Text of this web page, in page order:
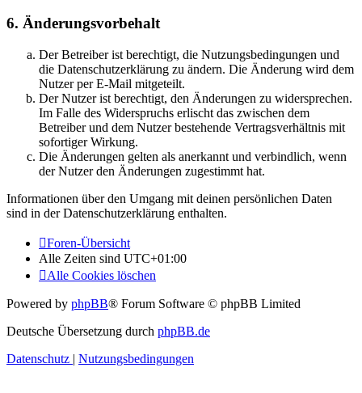
6. Änderungsvorbehalt
Der Betreiber ist berechtigt, die Nutzungsbedingungen und
die Datenschutzerklärung zu ändern. Die Änderung wird dem
Nutzer per E-Mail mitgeteilt.
Der Nutzer ist berechtigt, den Änderungen zu widersprechen.
Im Falle des Widerspruchs erlischt das zwischen dem
Betreiber und dem Nutzer bestehende Vertragsverhältnis mit
sofortiger Wirkung.
Die Änderungen gelten als anerkannt und verbindlich, wenn
der Nutzer den Änderungen zugestimmt hat.
Informationen über den Umgang mit deinen persönlichen Daten
sind in der Datenschutzerklärung enthalten.
Foren-Übersicht
Alle Zeiten sind UTC+01:00
Alle Cookies löschen
Powered by phpBB® Forum Software © phpBB Limited
Deutsche Übersetzung durch phpBB.de
Datenschutz | Nutzungsbedingungen